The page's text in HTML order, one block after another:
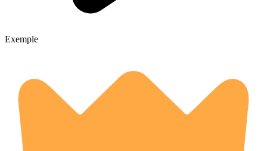
Exemple